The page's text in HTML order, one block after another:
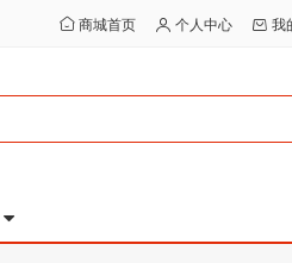
商城首页 个人中心 我